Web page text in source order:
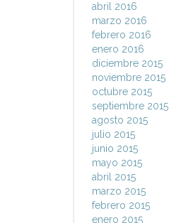
abril 2016
marzo 2016
febrero 2016
enero 2016
diciembre 2015
noviembre 2015
octubre 2015
septiembre 2015
agosto 2015
julio 2015
junio 2015
mayo 2015
abril 2015
marzo 2015
febrero 2015
enero 2015